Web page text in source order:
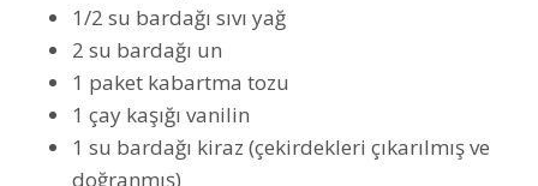
1/2 su bardağı sıvı yağ
2 su bardağı un
1 paket kabartma tozu
1 çay kaşığı vanilin
1 su bardağı kiraz (çekirdekleri çıkarılmış ve
doğranmış)